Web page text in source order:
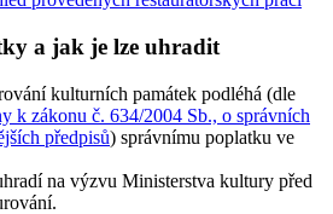
a jak je lze uhradit
kulturních památek podléhá (dle
k zákonu č. 634/2004 Sb., o správních
předpisů) správnímu poplatku ve
na výzvu Ministerstva kultury před